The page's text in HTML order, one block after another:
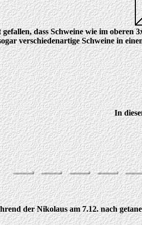
dass Schweine wie im oberen
verschiedenartige Schweine in
In
der Nikolaus am 7.12. nach